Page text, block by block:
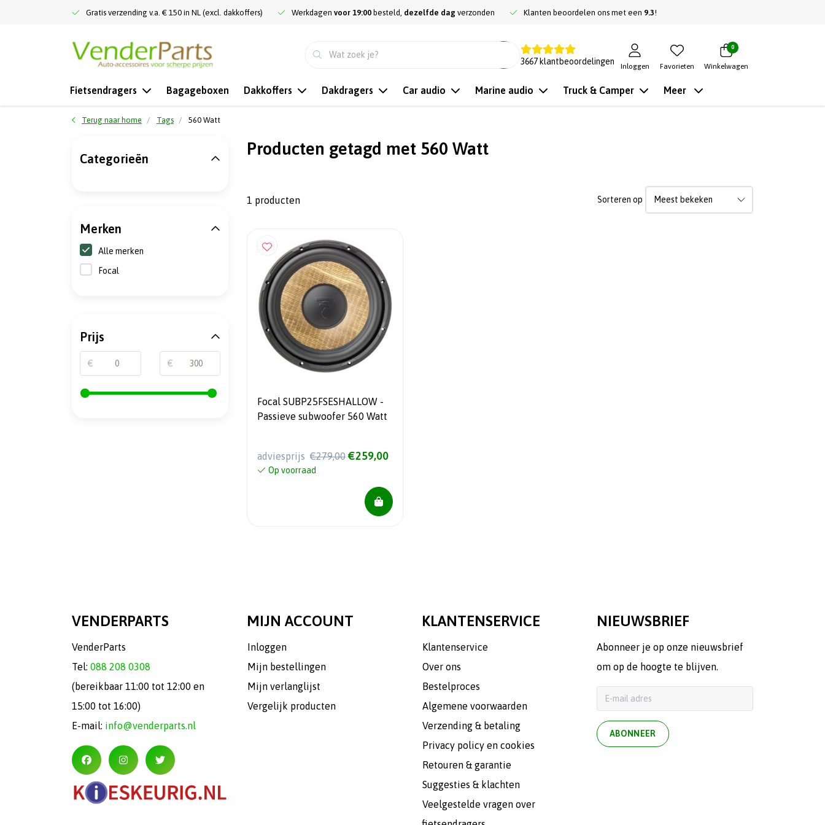
Gratis verzending v.a. € 150 in NL (excl. dakkoffers) Werkdagen voor 19:00 besteld, dezelfde dag verzonden Klanten beoordelen ons met een 9.3!
3667 klantbeoordelingen
Inloggen Favorieten
0
Winkelwagen
Fietsendragers Bagageboxen Dakkoffers Dakdragers Car audio Marine audio Truck & Camper Meer
Terug naar home Tags 560 Watt
Producten getagd met 560 Watt
1 producten Sorteren op
Focal SUBP25FSESHALLOW -
Passieve subwoofer 560 Watt
adviesprijs €279,00 €259,00
Op voorraad
Categorieën
Merken
Alle merken
Focal
Prijs
€ €
VENDERPARTS
VenderParts
Tel: 088 208 0308
(bereikbaar 11:00 tot 12:00 en
15:00 tot 16:00)
E-mail: info@venderparts.nl
MIJN ACCOUNT
Inloggen
Mijn bestellingen
Mijn verlanglijst
Vergelijk producten
KLANTENSERVICE
Klantenservice
Over ons
Bestelproces
Algemene voorwaarden
Verzending & betaling
Privacy policy en cookies
Retouren & garantie
Suggesties & klachten
Veelgestelde vragen over
NIEUWSBRIEF
Abonneer je op onze nieuwsbrief
om op de hoogte te blijven.
ABONNEER